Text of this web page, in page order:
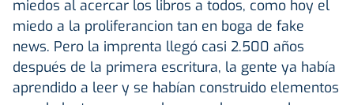
miedos al acercar los libros a todos, como hoy el
miedo a la proliferancion tan en boga de fake
news. Pero la imprenta llegó casi 2.500 años
después de la primera escritura, la gente ya había
aprendido a leer y se habían construido elementos